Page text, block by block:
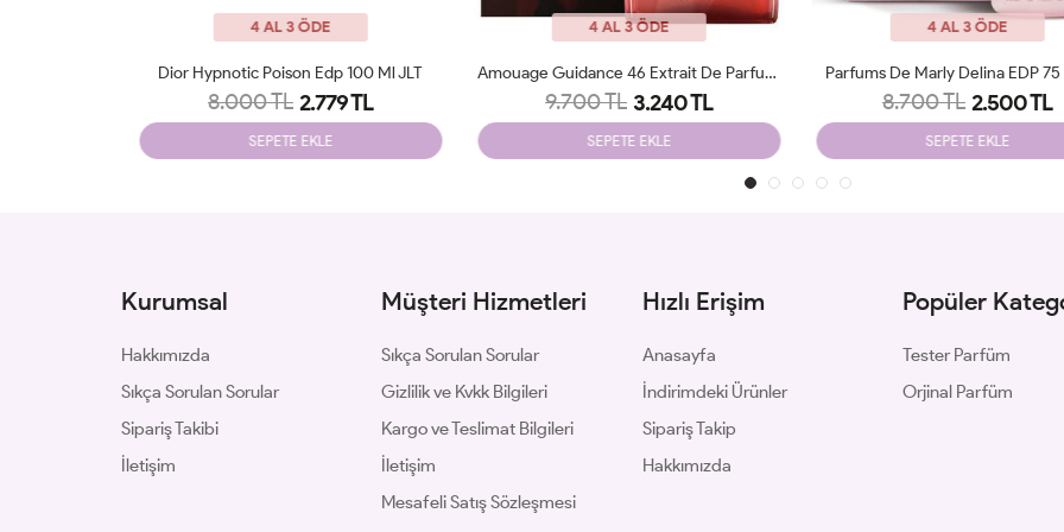
4 AL 3 ÖDE
9.700 TL 3.240 TL
SEPETE EKLE
4 AL 3 ÖDE
Parfums De Marly Delina EDP 75 Ml JLT
8.700 TL 2.500 TL
SEPETE EKLE
4 AL 3 ÖDE
Amouage Guidance EDP 100
8.900 TL 3.250 TL
SEPETE EKLE
Kurumsal
Hakkımızda
Sıkça Sorulan Sorular
Sipariş Takibi
İletişim
Müşteri Hizmetleri
Sıkça Sorulan Sorular
Gizlilik ve Kvkk Bilgileri
Kargo ve Teslimat Bilgileri
İletişim
Mesafeli Satış Sözleşmesi
Hızlı Erişim
Anasayfa
İndirimdeki Ürünler
Sipariş Takip
Hakkımızda
Popüler
Tester Parfüm
Orjinal Parfüm